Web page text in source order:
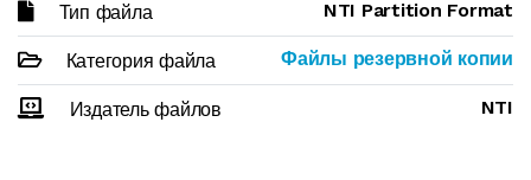
Тип файла NTI Partition Format
Категория файла Файлы резервной копии
Издатель файлов NTI